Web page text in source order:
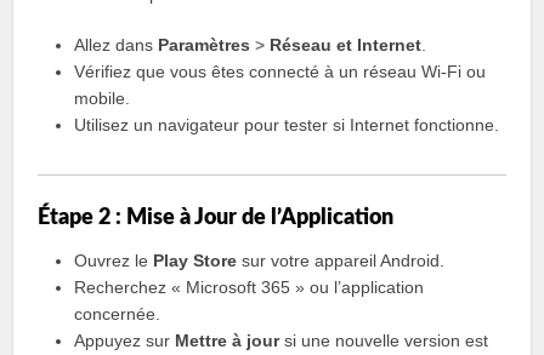
Allez dans Paramètres > Réseau et Internet
Vérifiez que vous êtes connecté à un réseau Wi-Fi ou
mobile.
Utilisez un navigateur pour tester si Internet fonctionne.
Étape 2 : Mise à Jour de l’Application
Ouvrez le Play Store sur votre appareil Android.
Recherchez « Microsoft 365 » ou l’application
concernée.
Appuyez sur Mettre à joursi une nouvelle version est